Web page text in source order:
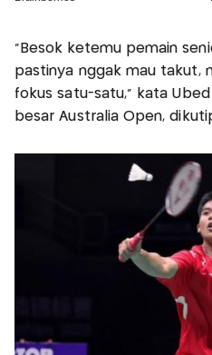
"Besok ketemu pemain
pastinya nggak mau takut,
fokus satu-satu," kata
besar Australia Open,